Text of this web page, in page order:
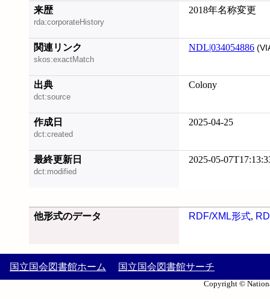
来歴
rda:corporateHistory
2018年名称変更
関連リンク
skos:exactMatch
NDL|034054886
出典
dct:source
Colony
作成日
dct:created
2025-04-25
最終更新日
dct:modified
2025-05-
他形式のデータ RDF/XML形式,
国立国会図書館ホーム 国立国会図書館サーチ
Copyright ©